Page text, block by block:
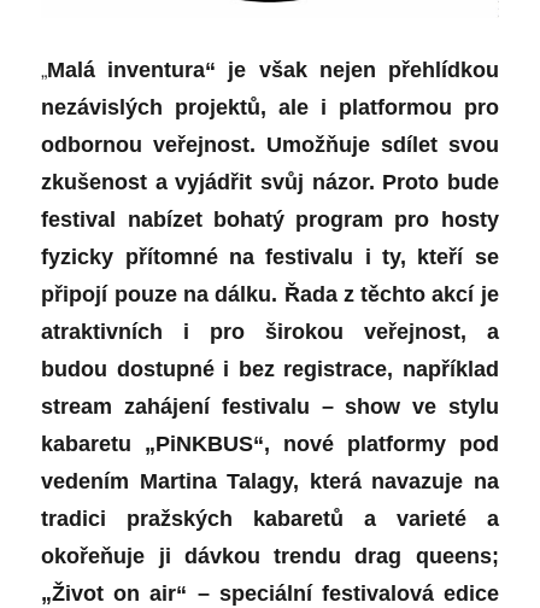
„Malá inventura“ je však nejen přehlídkou
nezávislých projektů, ale i platformou pro
odbornou veřejnost. Umožňuje sdílet svou
zkušenost a vyjádřit svůj názor. Proto bude
festival nabízet bohatý program pro hosty
fyzicky přítomné na festivalu i ty, kteří se
připojí pouze na dálku. Řada z těchto akcí je
atraktivních i pro širokou veřejnost, a
budou dostupné i bez registrace, například
stream zahájení festivalu – show ve stylu
kabaretu „PiNKBUS“, nové platformy pod
vedením Martina Talagy, která navazuje na
tradici pražských kabaretů a varieté a
okořeňuje ji dávkou trendu drag queens;
„Život on air“ – speciální festivalová edice